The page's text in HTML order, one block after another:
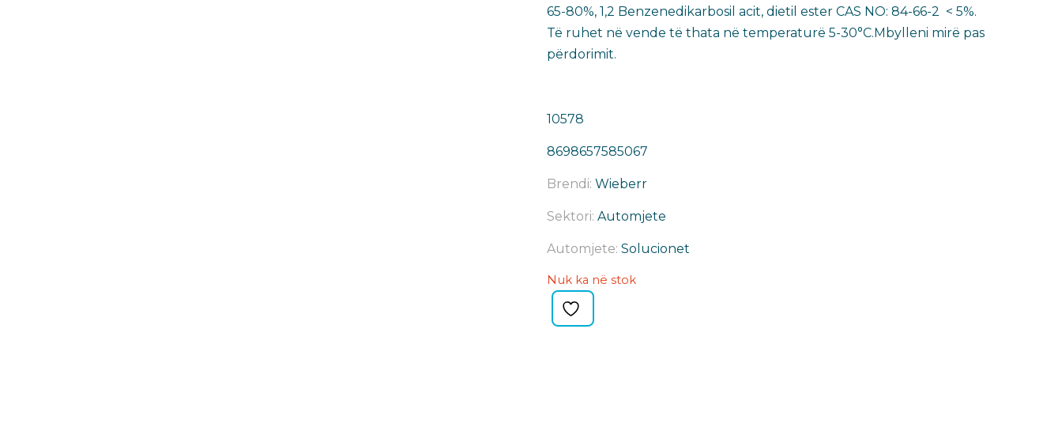
65-80%, 1,2 Benzenedikarbosil acit, dietil ester CAS NO: 84-66-2 < 5%.
Të ruhet në vende të thata në temperaturë 5-30°C.Mbylleni mirë pas
përdorimit.
10578
8698657585067
Brendi: Wieberr
Sektori: Automjete
Automjete: Solucionet
Nuk ka në stok